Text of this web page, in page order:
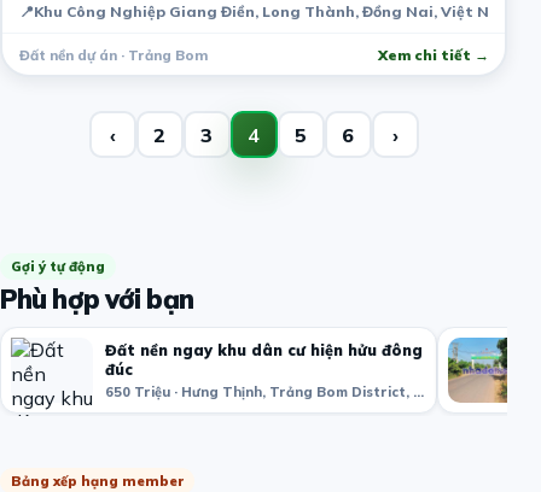
📍Khu Công Nghiệp Giang Điền, Long Thành, Đồng Nai, Việt Nam
Đất nền dự án · Trảng Bom Xem chi tiết →
‹ 2 3 4 5 6 ›
Gợi ý tự động
Phù hợp với bạn
Đất nền ngay khu dân cư hiện hửu đông
đúc
650 Triệu · Hưng Thịnh, Trảng Bom District, Đồng Nai, Việt Nam
Bảng xếp hạng member